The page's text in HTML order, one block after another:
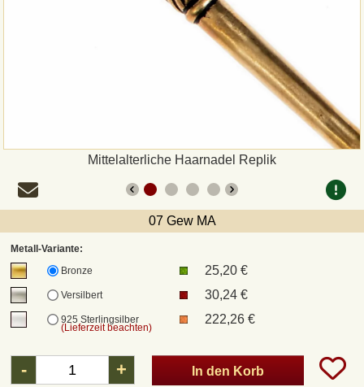
Mittelalterliche Haarnadel Replik
07 Gew MA
Metall-Variante:
Bronze
25,20 €
Versilbert 30,24 €
925 Sterlingsilber
(Lieferzeit beachten)
222,26 €
- + In den Korb
Versandarten und Retouren
UPS
DHL Paket
DPD
DHL Kleinpaket
DHL Express